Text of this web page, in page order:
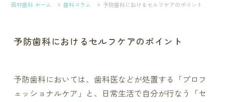
西村歯科 ホーム 歯科コラム 予防歯科におけるセルフケアのポイント
予防歯科におけるセルフケアのポイント
予防歯科においては、歯科医などが処置する「プロフ
ェッショナルケア」と、日常生活で自分が行なう「セ